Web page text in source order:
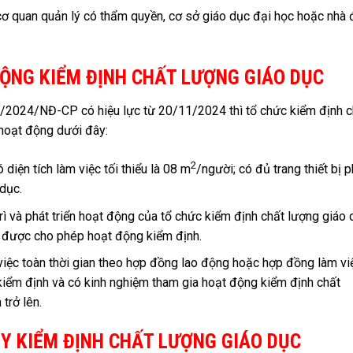
quan quản lý có thẩm quyền, cơ sở giáo dục đại học hoặc nhà
KIỂM ĐỊNH CHẤT LƯỢNG GIÁO DỤC
NĐ-CP có hiệu lực từ 20/11/2024 thì tổ chức kiểm định
động dưới đây:
tích làm việc tối thiểu là 08 m2/người; có đủ trang thiết bị
và phát triển hoạt động của tổ chức kiểm định chất lượng giáo
cho phép hoạt động kiểm định.
toàn thời gian theo hợp đồng lao động hoặc hợp đồng làm
định và có kinh nghiệm tham gia hoạt động kiểm định chất
trở lên.
KIỂM ĐỊNH CHẤT LƯỢNG GIÁO DỤC